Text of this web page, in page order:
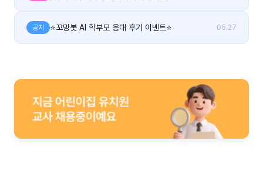
공지 ⭐꼬망봇 AI 학부모 응대 후기 이벤트⭐ 05.27